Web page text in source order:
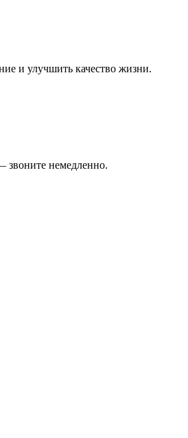
и улучшить качество жизни.
звоните немедленно.